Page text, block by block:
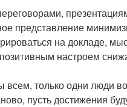
представление
на докладе,
настроем
только одни люди
пусть достижения